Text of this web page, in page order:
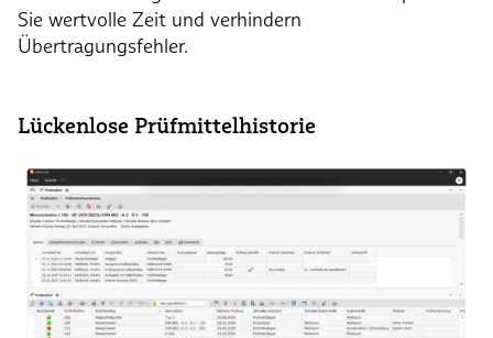
Sie wertvolle Zeit und verhindern
Übertragungsfehler.
Lückenlose Prüfmittelhistorie